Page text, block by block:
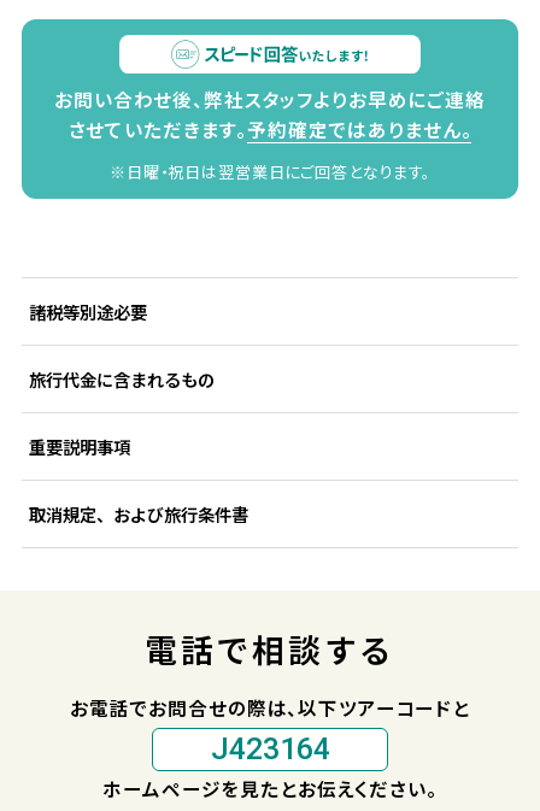
お問い合わせ後、弊社スタッフよりお早めにご連絡
させていただきます。予約確定ではありません。
※日曜・祝日は翌営業日にご回答となります。
諸税等別途必要
旅行代金に含まれるもの
重要説明事項
取消規定、および旅行条件書
電話で相談する
お電話でお問合せの際は、以下ツアーコードと
J423164
ホームページを見たとお伝えください。